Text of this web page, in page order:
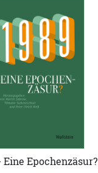
Eine Epochenzäsur?